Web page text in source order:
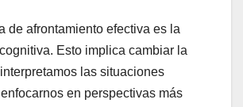
de afrontamiento efectiva es la
Esto implica cambiar la
las situaciones
en perspectivas más